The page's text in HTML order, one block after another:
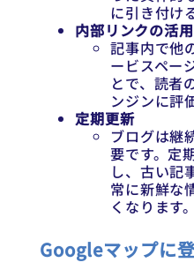
に引き付け
内部リンクの活用
記事内で他
ービスペー
とで、読者
ンジンに評
定期更新
ブログは継
要です。定
し、古い記
常に新鮮な
くなります。
Googleマップに